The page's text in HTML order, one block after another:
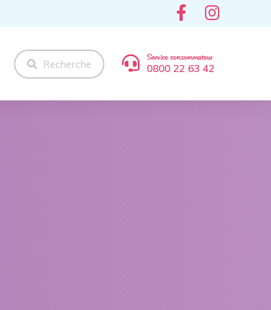
Recherche
Service consommateur
0800 22 63 42